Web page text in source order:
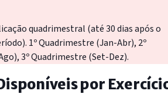
quadrimestral (até 30 dias após o
1º Quadrimestre (Jan-Abr), 2º
3º Quadrimestre (Set-Dez).
por